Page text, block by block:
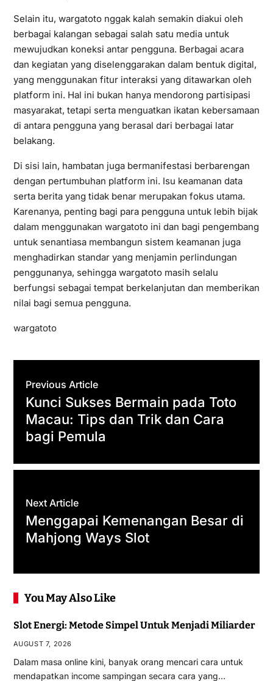
Selain itu, wargatoto nggak kalah semakin diakui oleh
berbagai kalangan sebagai salah satu media untuk
mewujudkan koneksi antar pengguna. Berbagai acara
dan kegiatan yang diselenggarakan dalam bentuk digital,
yang menggunakan fitur interaksi yang ditawarkan oleh
platform ini. Hal ini bukan hanya mendorong partisipasi
masyarakat, tetapi serta menguatkan ikatan kebersamaan
di antara pengguna yang berasal dari berbagai latar
belakang.
Di sisi lain, hambatan juga bermanifestasi berbarengan
dengan pertumbuhan platform ini. Isu keamanan data
serta berita yang tidak benar merupakan fokus utama.
Karenanya, penting bagi para pengguna untuk lebih bijak
dalam menggunakan wargatoto ini dan bagi pengembang
untuk senantiasa membangun sistem keamanan juga
menghadirkan standar yang menjamin perlindungan
penggunanya, sehingga wargatoto masih selalu
berfungsi sebagai tempat berkelanjutan dan memberikan
nilai bagi semua pengguna.
wargatoto
Previous Article
Kunci Sukses Bermain pada Toto
Macau: Tips dan Trik dan Cara
bagi Pemula
Next Article
Menggapai Kemenangan Besar di
Mahjong Ways Slot
You May Also Like
Slot Energi: Metode Simpel Untuk Menjadi Miliarder
AUGUST 7, 2026
Dalam masa online kini, banyak orang mencari cara untuk
mendapatkan income sampingan secara cara yang…